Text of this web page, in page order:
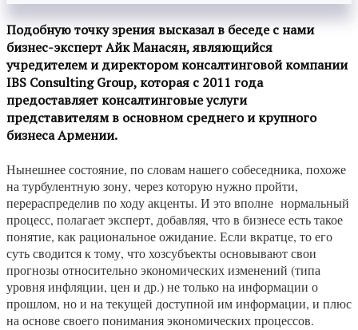
Подобную точку зрения высказал в беседе с нами
бизнес-эксперт Айк Манасян, являющийся
учредителем и директором консалтинговой компании
IBS Consulting Group, которая с 2011 года
предоставляет консалтинговые услуги
представителям в основном среднего и крупного
бизнеса Армении.
Нынешнее состояние, по словам нашего собеседника, похоже
на турбулентную зону, через которую нужно пройти,
перераспределив по ходу акценты. И это вполне нормальный
процесс, полагает эксперт, добавляя, что в бизнесе есть такое
понятие, как рациональное ожидание. Если вкратце, то его
суть сводится к тому, что хозсубъекты основывают свои
прогнозы относительно экономических изменений (типа
уровня инфляции, цен и др.) не только на информации о
прошлом, но и на текущей доступной им информации, и плюс
на основе своего понимания экономических процессов.